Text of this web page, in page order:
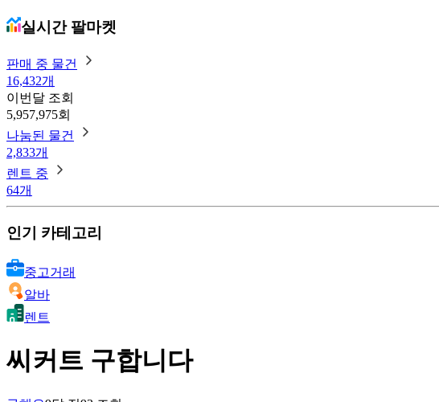
실시간 팔마켓
판매 중 물건
16,432개
이번달 조회
5,957,975회
나눔된 물건
2,833개
렌트 중
64개
인기 카테고리
중고거래
알바
렌트
씨커트 구합니다